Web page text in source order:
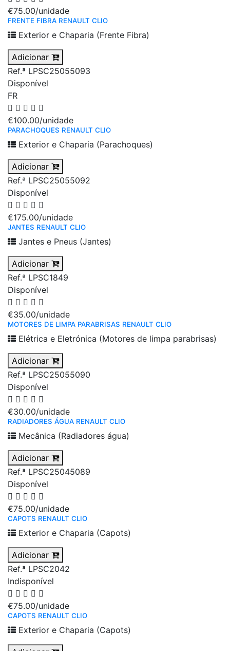
€75.00/unidade
FRENTE FIBRA RENAULT CLIO
Exterior e Chaparia (Frente Fibra)
Adicionar
Ref.ª LPSC25055093
Disponível
FR
€100.00/unidade
PARACHOQUES RENAULT CLIO
Exterior e Chaparia (Parachoques)
Adicionar
Ref.ª LPSC25055092
Disponível
€175.00/unidade
JANTES RENAULT CLIO
Jantes e Pneus (Jantes)
Adicionar
Ref.ª LPSC1849
Disponível
€35.00/unidade
MOTORES DE LIMPA PARABRISAS RENAULT CLIO
Elétrica e Eletrónica (Motores de limpa parabrisas)
Adicionar
Ref.ª LPSC25055090
Disponível
€30.00/unidade
RADIADORES ÁGUA RENAULT CLIO
Mecânica (Radiadores água)
Adicionar
Ref.ª LPSC25045089
Disponível
€75.00/unidade
CAPOTS RENAULT CLIO
Exterior e Chaparia (Capots)
Adicionar
Ref.ª LPSC2042
Indisponível
€75.00/unidade
CAPOTS RENAULT CLIO
Exterior e Chaparia (Capots)